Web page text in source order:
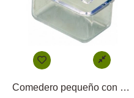
Comedero pequeño con enganche directo